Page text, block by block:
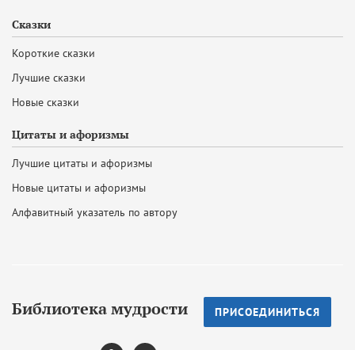
Сказки
Короткие сказки
Лучшие сказки
Новые сказки
Цитаты и афоризмы
Лучшие цитаты и афоризмы
Новые цитаты и афоризмы
Алфавитный указатель по автору
Библиотека мудрости ПРИСОЕДИНИТЬСЯ